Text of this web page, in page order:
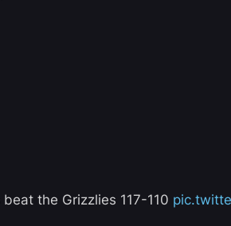
the Grizzlies 117-110